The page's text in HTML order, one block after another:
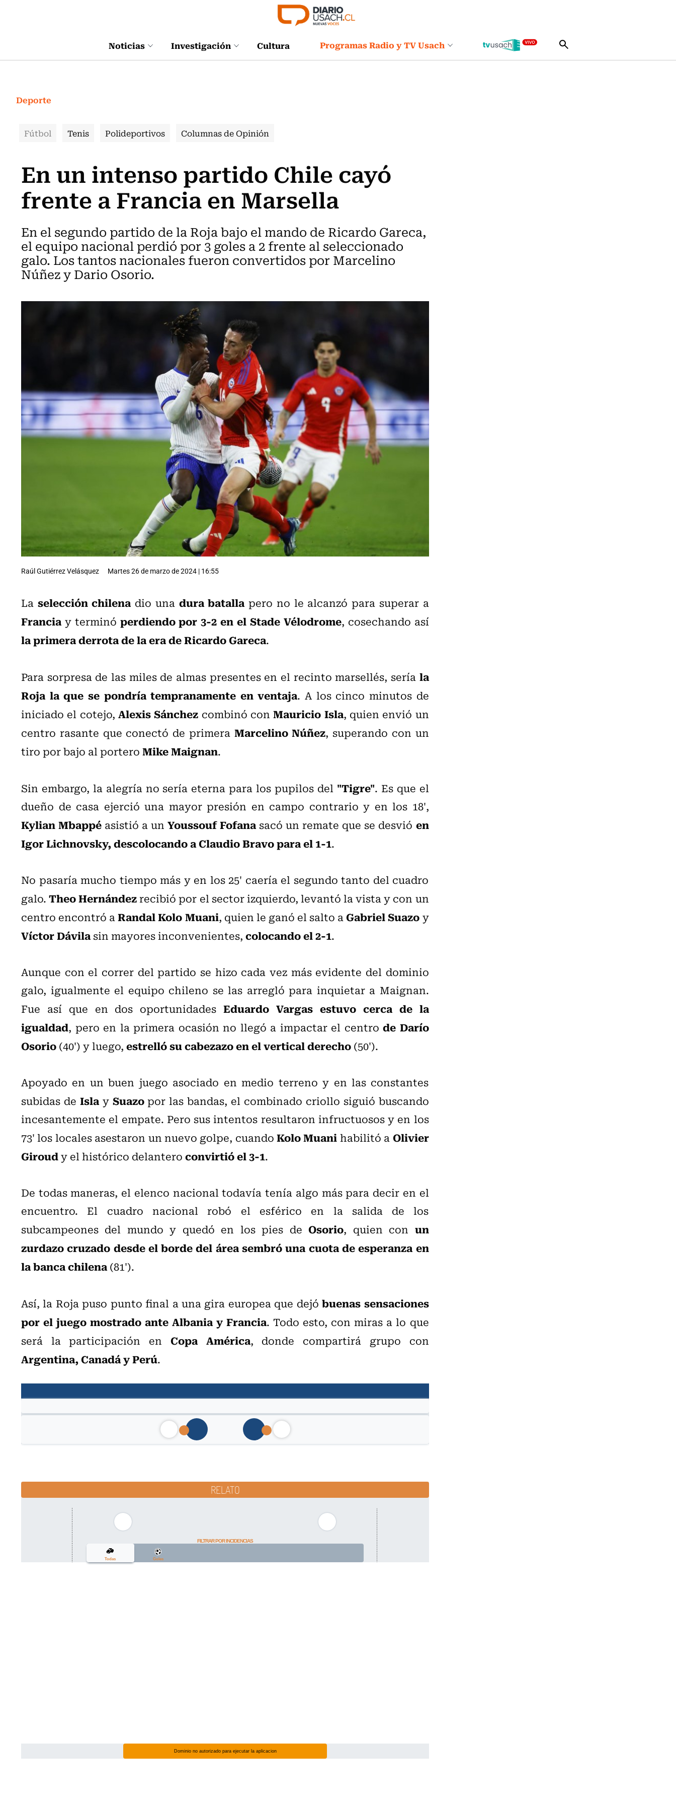
Noticias Investigación Cultura Programas Radio y TV Usach
Deporte
Fútbol Tenis Polideportivos Columnas de Opinión
En un intenso partido Chile cayó
frente a Francia en Marsella
En el segundo partido de la Roja bajo el mando de Ricardo Gareca,
el equipo nacional perdió por 3 goles a 2 frente al seleccionado
galo. Los tantos nacionales fueron convertidos por Marcelino
Núñez y Dario Osorio.
Raúl Gutiérrez Velásquez Martes 26 de marzo de 2024 | 16:55
La selección chilena dio una dura batalla pero no le alcanzó para superar a
Francia y terminó perdiendo por 3-2 en el Stade Vélodrome, cosechando así
la primera derrota de la era de Ricardo Gareca.
Para sorpresa de las miles de almas presentes en el recinto marsellés, sería la
Roja la que se pondría tempranamente en ventaja. A los cinco minutos de
iniciado el cotejo, Alexis Sánchez combinó conMauricio Isla, quien envió un
centro rasante que conectó de primera Marcelino Núñez, superando con un
tiro por bajo al porteroMike Maignan.
Sin embargo, la alegría no sería eterna para los pupilos del "Tigre". Es que el
dueño de casa ejerció una mayor presión en campo contrario y en los 18',
Kylian Mbappé asistió a unYoussouf Fofanasacó un remate que se desvió en
Igor Lichnovsky, descolocando a Claudio Bravo para el 1-1.
No pasaría mucho tiempo más y en los 25' caería el segundo tanto del cuadro
galo.Theo Hernándezrecibió por el sector izquierdo, levantó la vista y con un
centro encontró aRandal Kolo Muani, quien le ganó el salto aGabriel Suazoy
Víctor Dávilasin mayores inconvenientes,colocando el 2-1.
Aunque con el correr del partido se hizo cada vez más evidente del dominio
galo, igualmente el equipo chileno se las arregló para inquietar a Maignan.
Fue así que en dos oportunidadesEduardo Vargas estuvo cerca de la
igualdad, pero en la primera ocasión no llegó a impactar el centro de Darío
Osorio(40') y luego,estrelló su cabezazo en el vertical derecho(50').
Apoyado en un buen juego asociado en medio terreno y en las constantes
subidas de Isla y Suazopor las bandas, el combinado criollo siguió buscando
incesantemente el empate. Pero sus intentos resultaron infructuosos y en los
73' los locales asestaron un nuevo golpe, cuandoKolo Muanihabilitó aOlivier
Giroudy el histórico delanteroconvirtió el 3-1.
De todas maneras, el elenco nacional todavía tenía algo más para decir en el
encuentro. El cuadro nacional robó el esférico en la salida de los
subcampeones del mundo y quedó en los pies deOsorio, quien con un
zurdazo cruzado desde el borde del área sembró una cuota de esperanza en
la banca chilena(81').
Así, la Roja puso punto final a una gira europea que dejóbuenas sensaciones
por el juego mostrado ante Albania y Francia. Todo esto, con miras a lo que
será la participación en Copa América, donde compartirá grupo con
Argentina, Canadá y Perú.